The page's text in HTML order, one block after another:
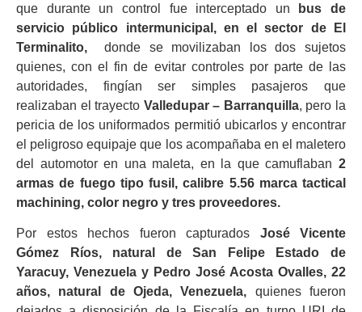
que durante un control fue interceptado un
bus de
servicio público intermunicipal, en el sector de El
Terminalito, donde se movilizaban los dos sujetos
quienes, con el fin de evitar controles por parte de las
autoridades, fingían ser simples pasajeros que
realizaban el trayecto Valledupar – Barranquilla, pero la
pericia de los uniformados permitió ubicarlos y encontrar
el peligroso equipaje que los acompañaba en el maletero
del automotor en una maleta, en la que camuflaban 2
armas de fuego tipo fusil, calibre 5.56 marca tactical
machining, color negro y tres proveedores.
Por estos hechos fueron capturados José Vicente
Gómez Ríos, natural de San Felipe Estado de
Yaracuy, Venezuela y Pedro José Acosta Ovalles, 22
años, natural de Ojeda, Venezuela, quienes fueron